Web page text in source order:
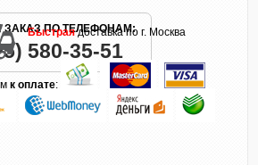
ЗАКАЗ ПО ТЕЛЕФОНАМ:
580-35-51
Быстраядоставка по г. Москва
к оплате: